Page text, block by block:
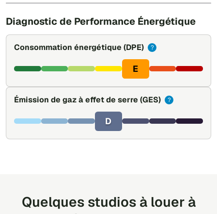
Diagnostic de Performance Énergétique
Consommation énergétique (DPE) ?
E
Émission de gaz à effet de serre (GES) ?
D
Quelques studios à louer à